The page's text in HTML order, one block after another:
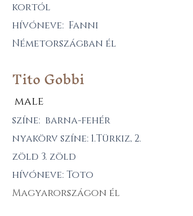
kortól
hívóneve: Fanni
Németországban él
Tito Gobbi
male
színe: barna-fehér
nyakörv színe: 1.Türkiz, 2.
zöld 3. zöld
hívóneve: Toto
Magyarországon él